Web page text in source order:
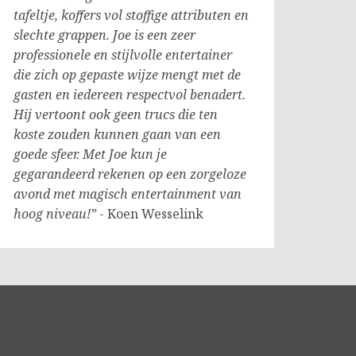
tafeltje, koffers vol stoffige attributen en
slechte grappen. Joe is een zeer
professionele en stijlvolle entertainer
die zich op gepaste wijze mengt met de
gasten en iedereen respectvol benadert.
Hij vertoont ook geen trucs die ten
koste zouden kunnen gaan van een
goede sfeer. Met Joe kun je
gegarandeerd rekenen op een zorgeloze
avond met magisch entertainment van
hoog niveau!”- Koen Wesselink